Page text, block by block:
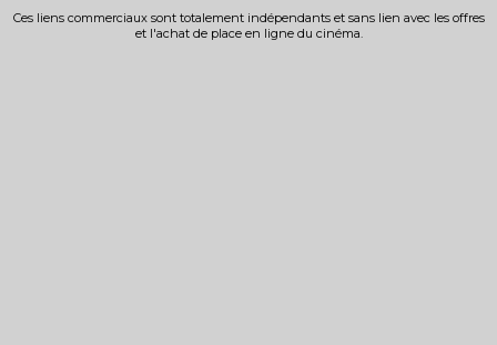
Ces liens commerciaux sont totalement indépendants et sans lien avec les offres
et l'achat de place en ligne du cinéma.